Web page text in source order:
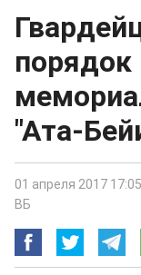
порядок
"Ата-
01 апреля 2017 17:05
ВБ